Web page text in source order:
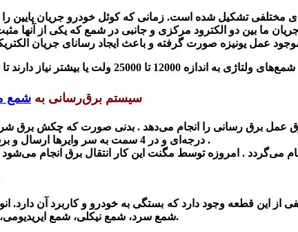
مختلفی تشکیل شده است. زمانی کهکوئل خودرو جریان پایین
ما بین دو الکترود مرکزی و جانبی در شمع که یکی از آنها
موجود عمل یونیزه صورت گرفته و باعث ایجاد رسانای جریان
شمع‌های ولتاژی به اندازه 12000 تا 25000 ولت یا بیشتر نیاز دارند
سیستم برق‌رسانی به شمع
درجه‌ای و در 4 سمت به سر وایرها ارسال و برق از وایر به شمع موتور انتقال پیدا می کند .
از این قطعه وجود دارد که بستگی به خودرو و کاربرد آن دارد.
شمع سرد، شمع نیکلی، شمعچند الکترودی.